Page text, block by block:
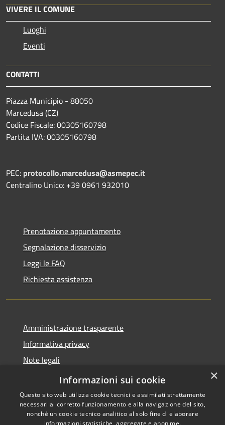
VIVERE IL COMUNE
Luoghi
Eventi
CONTATTI
Piazza Municipio - 88050
Marcedusa (CZ)
Codice Fiscale: 00305160798
Partita IVA: 00305160798
PEC: protocollo.marcedusa@asmepec.it
Centralino Unico: +39 0961 932010
Prenotazione appuntamento
Segnalazione disservizio
Leggi le FAQ
Richiesta assistenza
Amministrazione trasparente
Informativa privacy
Note legali
Dichiarazione di accessibilità
×
Informazioni sui cookie
Questo sito web utilizza cookie tecnici e assimilati strettamente
necessari al corretto funzionamento e alla navigazione del sito,
nonché un cookie tecnico analitico al solo fine di elaborare
informazioni statistiche, aggregate e anonime.